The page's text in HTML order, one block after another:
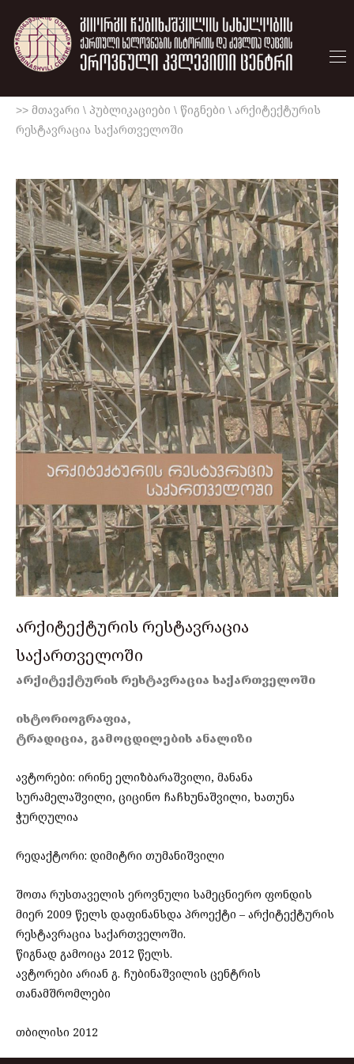
>> მთავარი \ პუბლიკაციები \ წიგნები \ არქიტექტურის
რესტავრაცია საქართველოში
არქიტექტურის რესტავრაცია
საქართველოში
არქიტექტურის რესტავრაცია საქართველოში
ისტორიოგრაფია,
ტრადიცია, გამოცდილების ანალიზი
ავტორები: ირინე ელიზბარაშვილი, მანანა
სურამელაშვილი, ციცინო ჩაჩხუნაშვილი, ხათუნა
ჭურღულია
რედაქტორი: დიმიტრი თუმანიშვილი
შოთა რუსთაველის ეროვნული სამეცნიერო ფონდის
მიერ 2009 წელს დაფინანსდა პროექტი – არქიტექტურის
რესტავრაცია საქართველოში.
წიგნად გამოიცა 2012 წელს.
ავტორები არიან გ. ჩუბინაშვილის ცენტრის
თანამშრომლები
თბილისი 2012